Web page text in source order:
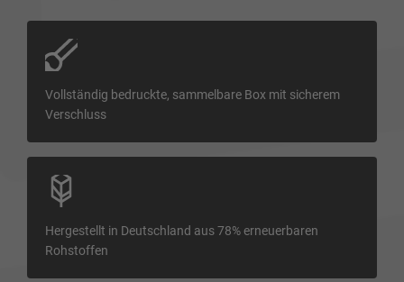
Vollständig bedruckte, sammelbare Box mit sicherem
Verschluss
Hergestellt in Deutschland aus 78% erneuerbaren
Rohstoffen